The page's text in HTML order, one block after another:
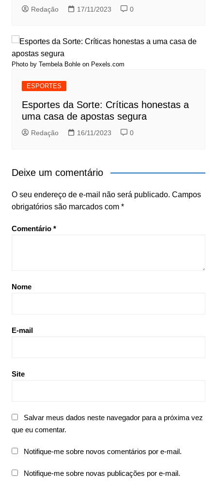
Redação 17/11/2023 0
Photo by Tembela Bohle on Pexels.com
ESPORTES
Esportes da Sorte: Críticas honestas a
uma casa de apostas segura
Redação 16/11/2023 0
Deixe um comentário
O seu endereço de e-mail não será publicado. Campos
obrigatórios são marcados com *
Comentário *
Nome
E-mail
Site
Salvar meus dados neste navegador para a próxima vez
que eu comentar.
Notifique-me sobre novos comentários por e-mail.
Notifique-me sobre novas publicações por e-mail.